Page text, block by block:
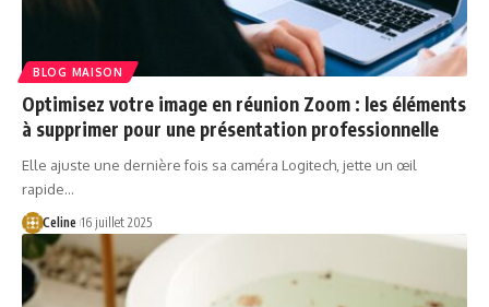
BLOG MAISON
Optimisez votre image en réunion Zoom : les éléments
à supprimer pour une présentation professionnelle
Elle ajuste une dernière fois sa caméra Logitech, jette un œil
rapide…
Celine 16 juillet 2025